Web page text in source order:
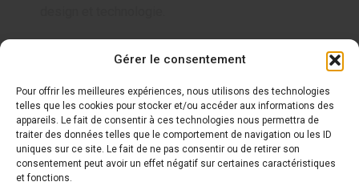
Gérer le consentement
Pour offrir les meilleures expériences, nous utilisons des technologies
telles que les cookies pour stocker et/ou accéder aux informations des
appareils. Le fait de consentir à ces technologies nous permettra de
traiter des données telles que le comportement de navigation ou les ID
uniques sur ce site. Le fait de ne pas consentir ou de retirer son
consentement peut avoir un effet négatif sur certaines caractéristiques
et fonctions.
Articles à ne pas rater
Tout savoir sur AC Cars, l’icône britannique de l’automobile
Tout savoir sur Arcfox : le nouveau visage de la mobilité
électrique
Tout savoir sur Wuling et ses modèles innovants